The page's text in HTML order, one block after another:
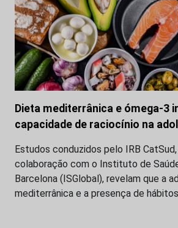
Dieta mediterrânica e ómega-3
capacidade de raciocínio na
Estudos conduzidos pelo IRB
colaboração com o Instituto de
Barcelona (ISGlobal), revelam que a
mediterrânica e a presença de